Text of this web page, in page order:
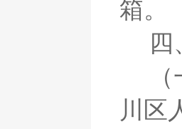
箱。
四
川区